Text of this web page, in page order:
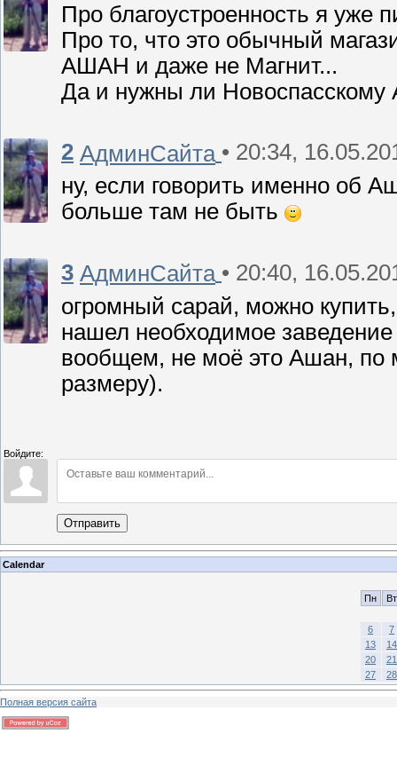
Про благоустроенность я уже
Про то, что это обычный
АШАН и даже не Магнит...
Да и нужны ли
2 АдминСайта • 20:34,
ну, если говорить именно об
больше там не быть
3 АдминСайта • 20:40,
огромный сарай, можно
нашел необходимое
вообщем, не моё это Ашан, по
размеру).
Войдите:
Отправить
Calendar
Пн Вт
6
7
13
14
20
21
27
28
Полная версия сайта